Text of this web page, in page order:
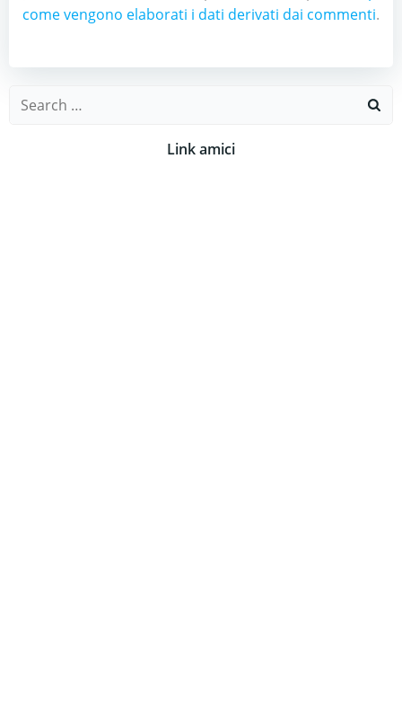
come vengono elaborati i dati derivati dai commenti.
Search
Link amici